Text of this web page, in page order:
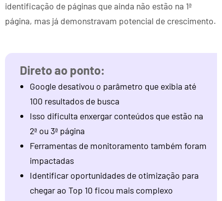
identificação de páginas que ainda não estão na 1ª
página, mas já demonstravam potencial de crescimento.
Google desativou o parâmetro que exibia até
100 resultados de busca
Isso dificulta enxergar conteúdos que estão na
2ª ou 3ª página
Ferramentas de monitoramento também foram
impactadas
Identificar oportunidades de otimização para
chegar ao Top 10 ficou mais complexo